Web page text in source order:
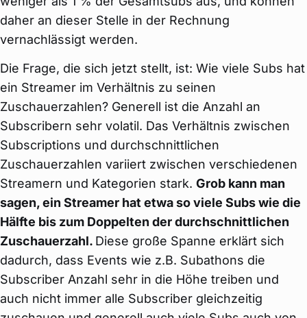
daher an dieser Stelle in der Rechnung
vernachlässigt werden.
Die Frage, die sich jetzt stellt, ist: Wie viele Subs hat
ein Streamer im Verhältnis zu seinen
Zuschauerzahlen? Generell ist die Anzahl an
Subscribern sehr volatil. Das Verhältnis zwischen
Subscriptions und durchschnittlichen
Zuschauerzahlen variiert zwischen verschiedenen
Streamern und Kategorien stark. Grob kann man
sagen, ein Streamer hat etwa so viele Subs wie die
Hälfte bis zum Doppelten der durchschnittlichen
Zuschauerzahl. Diese große Spanne erklärt sich
dadurch, dass Events wie z.B. Subathons die
Subscriber Anzahl sehr in die Höhe treiben und
auch nicht immer alle Subscriber gleichzeitig